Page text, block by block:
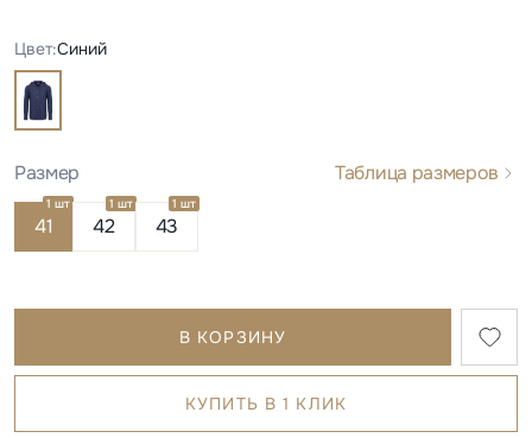
Цвет:Синий
Размер Таблица размеров
41
1 шт
42
1 шт
43
1 шт
В КОРЗИНУ
КУПИТЬ В 1 КЛИК